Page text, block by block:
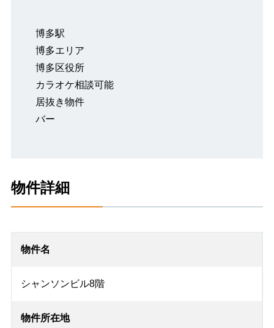
博多駅
博多エリア
博多区役所
カラオケ相談可能
居抜き物件
バー
物件詳細
物件名
シャンソンビル8階
物件所在地